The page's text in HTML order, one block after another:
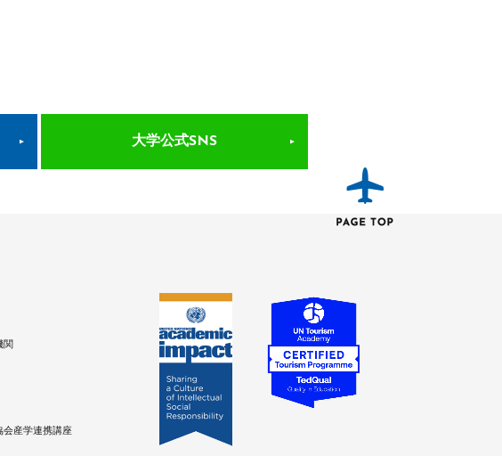
大学公式SNS
関
会産学連携講座